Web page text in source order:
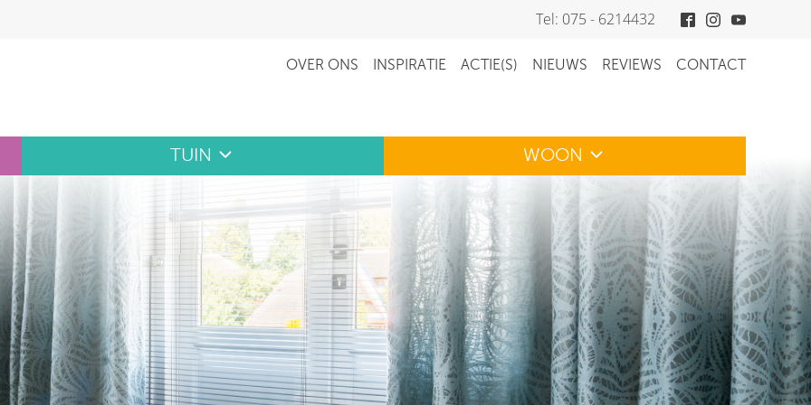
Tel: 075 - 6214432
OVER ONS INSPIRATIE ACTIE(S) NIEUWS REVIEWS CONTACT
TUIN WOON